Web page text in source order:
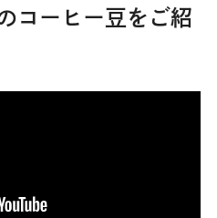
ーヒー豆をご紹